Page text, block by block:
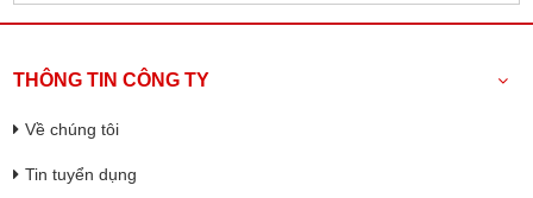
THÔNG TIN CÔNG TY
Về chúng tôi
Tin tuyển dụng